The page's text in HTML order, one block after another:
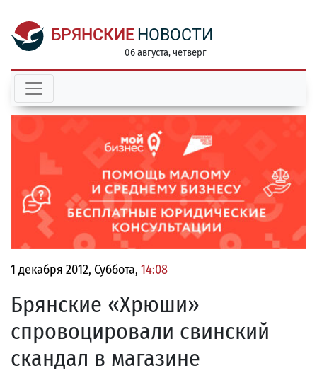
БРЯНСКИЕ НОВОСТИ
06 августа, четверг
1 декабря 2012, Суббота, 14:08
Брянские «Хрюши»
спровоцировали свинский
скандал в магазине